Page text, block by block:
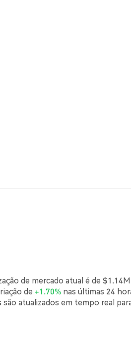
de mercado atual é de
de +1.70% nas últimas 24
atualizados em tempo real